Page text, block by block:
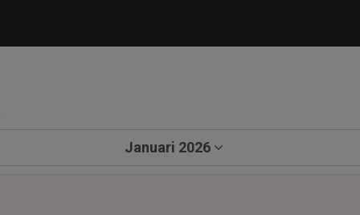
Januari 2026